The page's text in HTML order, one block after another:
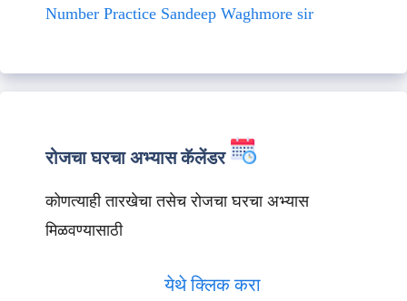
Number Practice Sandeep Waghmore sir
रोजचा घरचा अभ्यास कॅलेंडर
कोणत्याही तारखेचा तसेच रोजचा घरचा अभ्यास
मिळवण्यासाठी
येथे क्लिक करा